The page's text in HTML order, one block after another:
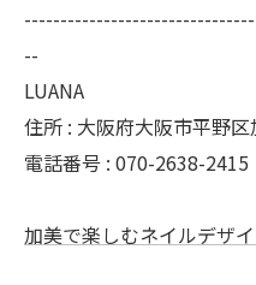
--
LUANA
住所 : 大阪府大阪市平野
電話番号 : 070-2638-2415
加美で楽しむネイルデザ